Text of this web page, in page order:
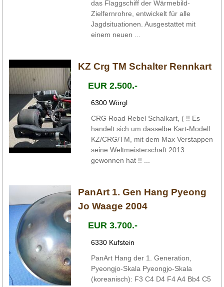
das Flaggschiff der Wärmebild-
Zielfernrohre, entwickelt für alle
Jagdsituationen. Ausgestattet mit
einem neuen ...
KZ Crg TM Schalter Rennkart
EUR 2.500.-
6300 Wörgl
CRG Road Rebel Schalkart, ( !! Es
handelt sich um dasselbe Kart-Modell
KZ/CRG/TM, mit dem Max Verstappen
seine Weltmeisterschaft 2013
gewonnen hat !! ...
PanArt 1. Gen Hang Pyeong
Jo Waage 2004
EUR 3.700.-
6330 Kufstein
PanArt Hang der 1. Generation,
Pyeongjo-Skala Pyeongjo-Skala
(koreanisch): F3 C4 D4 F4 A4 Bb4 C5